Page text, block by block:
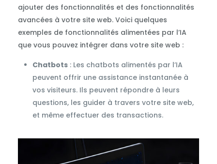
ajouter des fonctionnalités et des fonctionnalités
avancées à votre site web. Voici quelques
exemples de fonctionnalités alimentées par l’IA
que vous pouvez intégrer dans votre site web :
Chatbots: Les chatbots alimentés par l’IA
peuvent offrir une assistance instantanée à
vos visiteurs. Ils peuvent répondre à leurs
questions, les guider à travers votre site web,
et même effectuer des transactions.